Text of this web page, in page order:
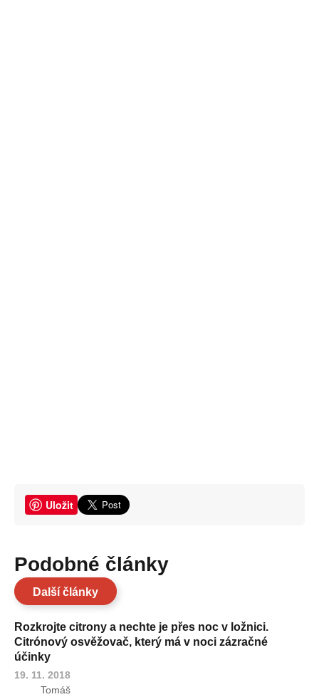
Uložit
Podobné články
Další články
Rozkrojte citrony a nechte je přes noc v ložnici.
Citrónový osvěžovač, který má v noci zázračné
účinky
19. 11. 2018
Tomáš